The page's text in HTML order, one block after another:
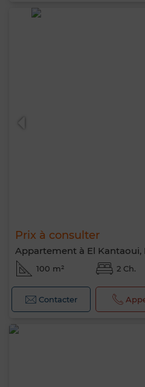
Prix à consulter
Appartement à El Kantaoui,
100 m² 2 Ch.
Contacter